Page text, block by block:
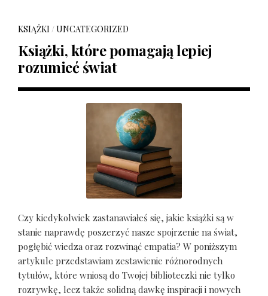
KSIĄŻKI /UNCATEGORIZED
Książki, które pomagają lepiej
rozumieć świat
Czy kiedykolwiek zastanawiałeś się, jakie książki są w
stanie naprawdę poszerzyć nasze spojrzenie na świat,
pogłębić wiedza oraz rozwinąć empatia? W poniższym
artykule przedstawiam zestawienie różnorodnych
tytułów, które wniosą do Twojej biblioteczki nie tylko
rozrywkę, lecz także solidną dawkę inspiracji i nowych